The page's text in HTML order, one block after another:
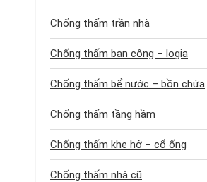
Chống thấm trần nhà
Chống thấm ban công – logia
Chống thấm bể nước – bồn chứa
Chống thấm tầng hầm
Chống thấm khe hở – cổ ống
Chống thấm nhà cũ